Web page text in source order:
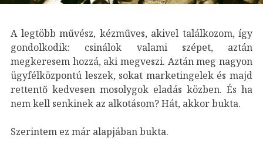
A legtöbb művész, kézműves, akivel találkozom, így
gondolkodik: csinálok valami szépet, aztán
megkeresem hozzá, aki megveszi. Aztán meg nagyon
ügyfélközpontú leszek, sokat marketingelek és majd
rettentő kedvesen mosolygok eladás közben. És ha
nem kell senkinek az alkotásom? Hát, akkor bukta.
Szerintem ez már alapjában bukta.